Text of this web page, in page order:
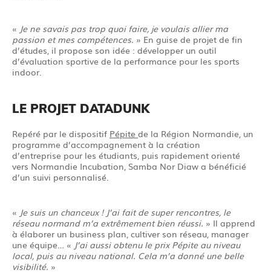
« Je ne savais pas trop quoi faire, je voulais allier ma
passion et mes compétences. » En guise de projet de fin
d’études, il propose son idée : développer un outil
d’évaluation sportive de la performance pour les sports
indoor.
LE PROJET DATADUNK
Repéré par le dispositif Pépite de la Région Normandie, un
programme d’accompagnement à la création
d’entreprise pour les étudiants, puis rapidement orienté
vers Normandie Incubation, Samba Nor Diaw a bénéficié
d’un suivi personnalisé.
« Je suis un chanceux ! J’ai fait de super rencontres, le
réseau normand m’a extrêmement bien réussi. » Il apprend
à élaborer un business plan, cultiver son réseau, manager
une équipe… « J’ai aussi obtenu le prix Pépite au niveau
local, puis au niveau national. Cela m’a donné une belle
visibilité. »